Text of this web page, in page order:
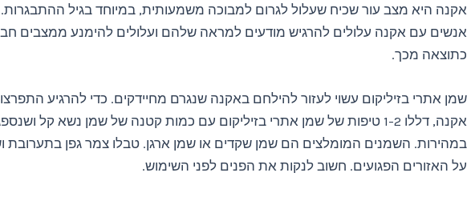
אקנה היא מצב עור שכיח שעלול לגרום למבוכה משמעותית, במיוחד בגיל ההתבגרות.
אנשים עם אקנה עלולים להרגיש מודעים למראה שלהם ועלולים להימנע ממצבים
כתוצאה מכך.
שמן אתרי בזיליקום עשוי לעזור להילחם באקנה שנגרם מחיידקים. כדי להרגיע
אקנה, דללו 1-2 טיפות של שמן אתרי בזיליקום עם כמות קטנה של שמן נשא קל
במהירות. השמנים המומלצים הם שמן שקדים או שמן ארגן. טבלו צמר גפן בתערובת
על האזורים הפגועים. חשוב לנקות את הפנים לפני השימוש.